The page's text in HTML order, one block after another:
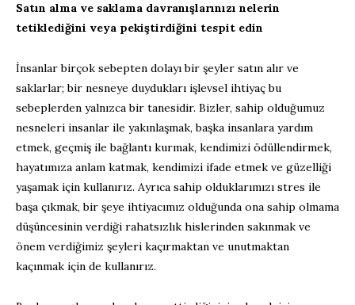
Satın alma ve saklama davranışlarınızı nelerin
tetiklediğini veya pekiştirdiğini tespit edin
İnsanlar birçok sebepten dolayı bir şeyler satın alır ve
saklarlar; bir nesneye duydukları işlevsel ihtiyaç bu
sebeplerden yalnızca bir tanesidir. Bizler, sahip olduğumuz
nesneleri insanlar ile yakınlaşmak, başka insanlara yardım
etmek, geçmiş ile bağlantı kurmak, kendimizi ödüllendirmek,
hayatımıza anlam katmak, kendimizi ifade etmek ve güzelliği
yaşamak için kullanırız. Ayrıca sahip olduklarımızı stres ile
başa çıkmak, bir şeye ihtiyacımız olduğunda ona sahip olmama
düşüncesinin verdiği rahatsızlık hislerinden sakınmak ve
önem verdiğimiz şeyleri kaçırmaktan ve unutmaktan
kaçınmak için de kullanırız.